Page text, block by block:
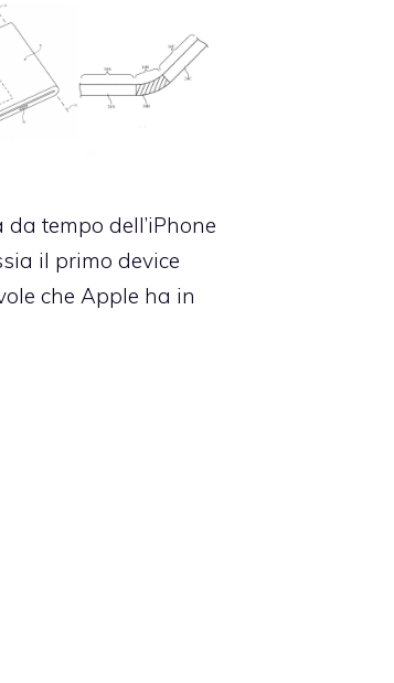
da tempo dell’iPhone
il primo device
che Apple ha in